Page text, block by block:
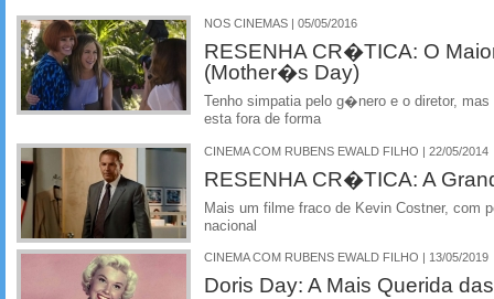
NOS CINEMAS | 05/05/2016
RESENHA CR�TICA: O
(Mother�s Day)
Tenho simpatia pelo g�nero e o diretor,
esta fora de forma
CINEMA COM RUBENS EWALD FILHO | 22/05/2014
RESENHA CR�TICA: A
Mais um filme fraco de Kevin Costner, com
nacional
CINEMA COM RUBENS EWALD FILHO | 13/05/2019
Doris Day: A Mais Querida